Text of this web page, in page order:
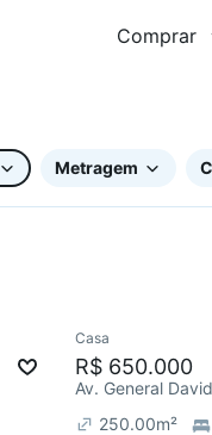
Comprar
Metragem
Casa
R$ 650.000
250.00m²